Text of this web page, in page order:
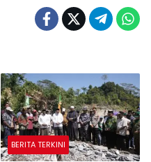
BERITA TERKINI